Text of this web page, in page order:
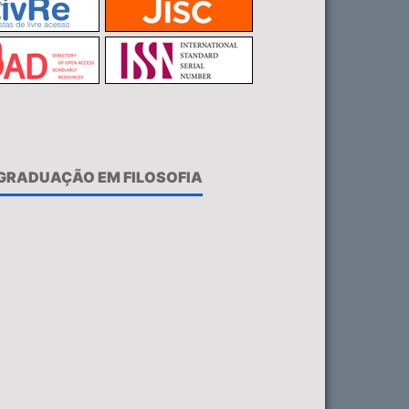
EM FILOSOFIA